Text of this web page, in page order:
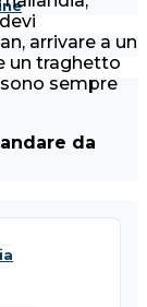
arrivare a un
un traghetto
sempre
da